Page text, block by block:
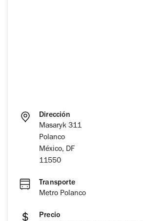
Dirección
Masaryk 311
Polanco
México, DF
11550
Transporte
Metro Polanco
Precio